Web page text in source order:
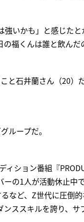
いかも」と感じた
の福くんは誰と飲ん
と石井蘭さん（20
ループだ。
ィション番組『
の1人が活動休止中
など、Z世代に圧倒
ススキルを誇り、